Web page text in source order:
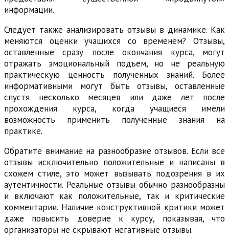
информации.
Следует также анализировать отзывы в динамике. Как
меняются оценки учащихся со временем? Отзывы,
оставленные сразу после окончания курса, могут
отражать эмоциональный подъем, но не реальную
практическую ценность полученных знаний. Более
информативными могут быть отзывы, оставленные
спустя несколько месяцев или даже лет после
прохождения курса, когда учащиеся имели
возможность применить полученные знания на
практике.
Обратите внимание на разнообразие отзывов. Если все
отзывы исключительно положительные и написаны в
схожем стиле, это может вызывать подозрения в их
аутентичности. Реальные отзывы обычно разнообразны
и включают как положительные, так и критические
комментарии. Наличие конструктивной критики может
даже повысить доверие к курсу, показывая, что
организаторы не скрывают негативные отзывы.